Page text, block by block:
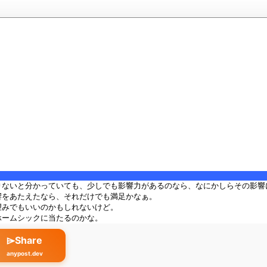
いと分かっていても、少しでも影響力があるのなら、なにかしらその影
あたえたなら、それだけでも満足かなぁ。
でもいいのかもしれないけど。
ムシックに当たるのかな。
⌲Share
anypost.dev